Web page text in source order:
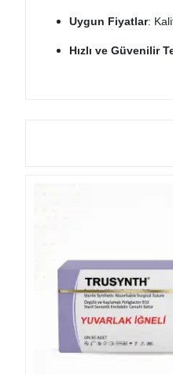
Uygun Fiyatlar:
Hızlı ve Güvenilir